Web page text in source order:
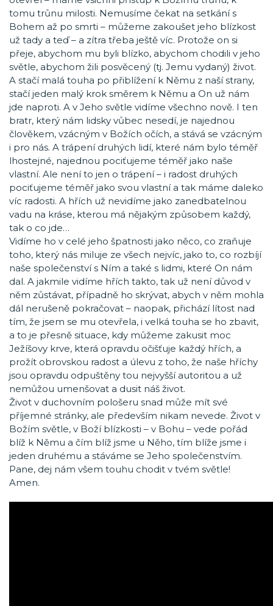
tomu trůnu milosti. Nemusíme čekat na setkání s
Bohem až po smrti – můžeme zakoušet jeho blízkost
už tady a teď – a zítra třeba ještě víc. Protože on si
přeje, abychom mu byli blízko, abychom chodili v jeho
světle, abychom žili posvěcený (tj. Jemu vydaný) život.
A stačí malá touha po přiblížení k Němu z naší strany,
stačí jeden malý krok směrem k Němu a On už nám
jde naproti. A v Jeho světle vidíme všechno nově. I ten
bratr, který nám lidsky vůbec nesedí, je najednou
člověkem, vzácným v Božích očích, a stává se vzácným
i pro nás. A trápení druhých lidí, které nám bylo téměř
lhostejné, najednou pociťujeme téměř jako naše
vlastní. Ale není to jen o trápení – i radost druhých
pociťujeme téměř jako svou vlastní a tak máme daleko
víc radosti. A hřích už nevidíme jako zanedbatelnou
vadu na kráse, kterou má nějakým způsobem každý,
tak o co jde…
Vidíme ho v celé jeho špatnosti jako něco, co zraňuje
toho, který nás miluje ze všech nejvíc, jako to, co rozbíjí
naše společenství s Ním a také s lidmi, které On nám
dal. A jakmile vidíme hřích takto, tak už není důvod v
něm zůstávat, případně ho skrývat, abych v něm mohla
dál nerušeně pokračovat – naopak, přichází lítost nad
tím, že jsem se mu otevřela, i velká touha se ho zbavit,
a to je přesně situace, kdy můžeme zakusit moc
Ježíšovy krve, která opravdu očišťuje každý hřích, a
prožít obrovskou radost a úlevu z toho, že naše hříchy
jsou opravdu odpuštěny tou nejvyšší autoritou a už
nemůžou umenšovat a dusit náš život.
Život v duchovním pološeru snad může mít své
příjemné stránky, ale především nikam nevede. Život v
Božím světle, v Boží blízkosti – v Bohu – vede pořád
blíž k Němu a čím blíž jsme u Něho, tím blíže jsme i
jeden druhému a stáváme se Jeho společenstvím.
Pane, dej nám všem touhu chodit v tvém světle!
Amen.